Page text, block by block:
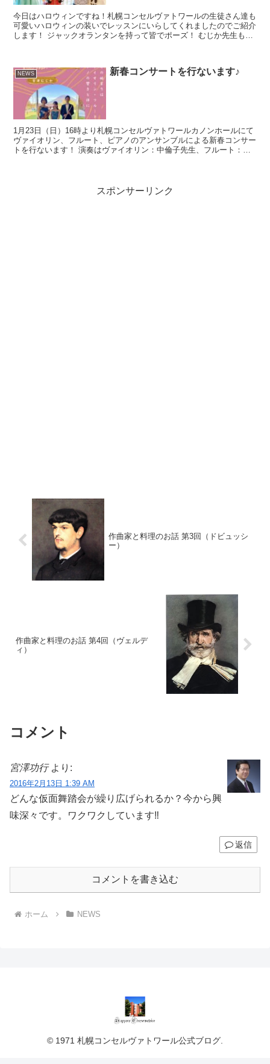
今日はハロウィンですね！札幌コンセルヴァトワールの生徒さん達も
可愛いハロウィンの装いでレッスンにいらしてくれましたのでご紹介
します！ ジャックオランタンを持って皆でポーズ！ むじか先生も先
NEWS 新春コンサートを行ないます♪
1月23日（日）16時より札幌コンセルヴァトワールカノンホールにて
ヴァイオリン、フルート、ピアノのアンサンブルによる新春コンサー
トを行ないます！ 演奏はヴァイオリン：中倫子先生、フルート：北
スポンサーリンク
作曲家と料理のお話 第3回（ドビュッシ
ー）
作曲家と料理のお話 第4回（ヴェルデ
ィ）
コメント
宮澤功行 より:
2016年2月13日 1:39 AM
どんな仮面舞踏会が繰り広げられるか？今から興
味深々です。ワクワクしています‼️
返信
コメントを書き込む
ホーム NEWS
© 1971 札幌コンセルヴァトワール公式ブログ.